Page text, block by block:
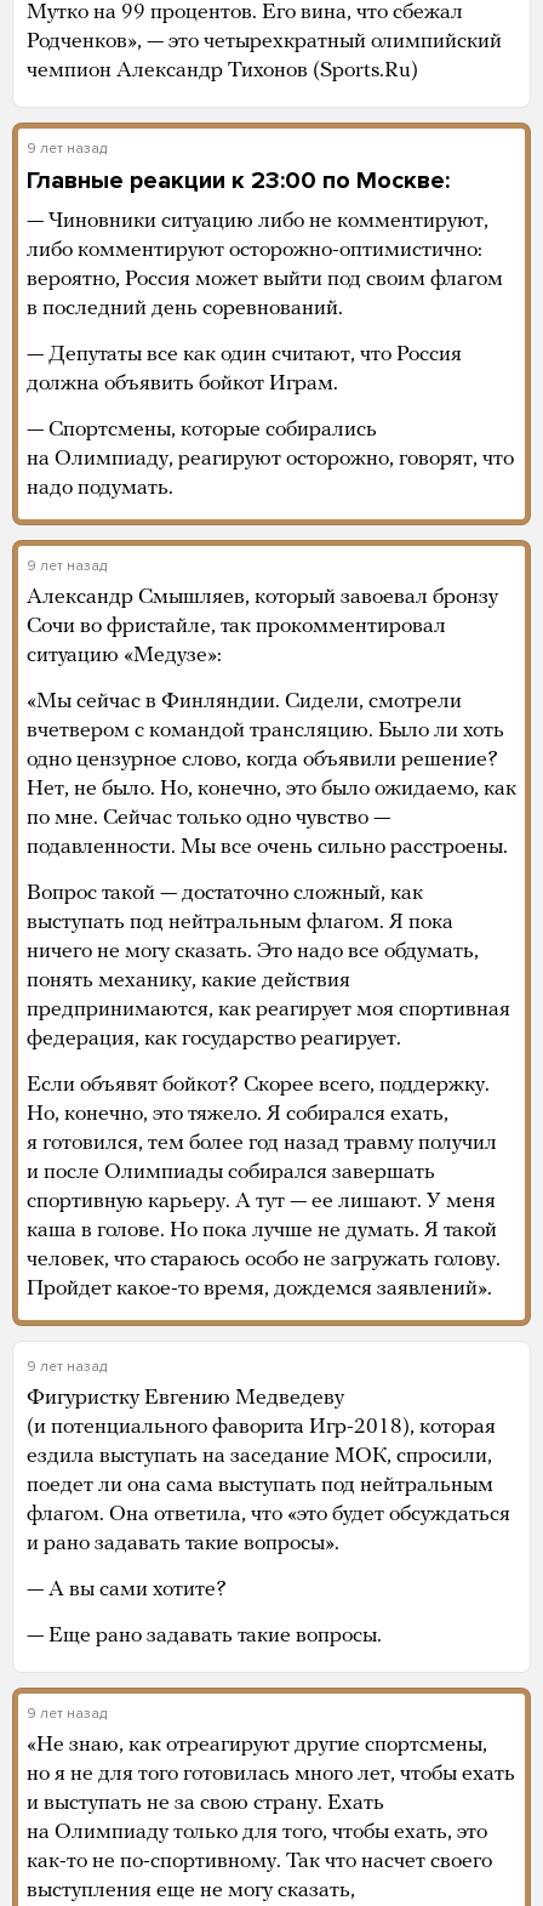
Мутко на 99 процентов. Его вина, что сбежал
Родченков», — это четырехкратный олимпийский
чемпион Александр Тихонов (Sports.Ru)
9 лет назад
Главные реакции к 23:00 по Москве:
— Чиновники ситуацию либо не комментируют,
либо комментируют осторожно-оптимистично:
вероятно, Россия может выйти под своим флагом
в последний день соревнований.
— Депутаты все как один считают, что Россия
должна объявить бойкот Играм.
— Спортсмены, которые собирались
на Олимпиаду, реагируют осторожно, говорят, что
надо подумать.
9 лет назад
Александр Смышляев, который завоевал бронзу
Сочи во фристайле, так прокомментировал
ситуацию «Медузе»:
«Мы сейчас в Финляндии. Сидели, смотрели
вчетвером с командой трансляцию. Было ли хоть
одно цензурное слово, когда объявили решение?
Нет, не было. Но, конечно, это было ожидаемо, как
по мне. Сейчас только одно чувство —
подавленности. Мы все очень сильно расстроены.
Вопрос такой — достаточно сложный, как
выступать под нейтральным флагом. Я пока
ничего не могу сказать. Это надо все обдумать,
понять механику, какие действия
предпринимаются, как реагирует моя спортивная
федерация, как государство реагирует.
Если объявят бойкот? Скорее всего, поддержку.
Но, конечно, это тяжело. Я собирался ехать,
я готовился, тем более год назад травму получил
и после Олимпиады собирался завершать
спортивную карьеру. А тут — ее лишают. У меня
каша в голове. Но пока лучше не думать. Я такой
человек, что стараюсь особо не загружать голову.
Пройдет какое-то время, дождемся заявлений».
9 лет назад
Фигуристку Евгению Медведеву
(и потенциального фаворита Игр-2018), которая
ездила выступать на заседание МОК, спросили,
поедет ли она сама выступать под нейтральным
флагом. Она ответила, что «это будет обсуждаться
и рано задавать такие вопросы».
— А вы сами хотите?
— Еще рано задавать такие вопросы.
9 лет назад
«Не знаю, как отреагируют другие спортсмены,
но я не для того готовилась много лет, чтобы ехать
и выступать не за свою страну. Ехать
на Олимпиаду только для того, чтобы ехать, это
как-то не по-спортивному. Так что насчет своего
выступления еще не могу сказать,